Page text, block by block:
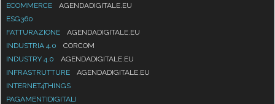
ECOMMERCE
AGENDADIGITALE.EU
ESG360
FATTURAZIONE
AGENDADIGITALE.EU
INDUSTRIA 4.0
CORCOM
INDUSTRY 4.0
AGENDADIGITALE.EU
INFRASTRUTTURE
AGENDADIGITALE.EU
INTERNET4THINGS
PAGAMENTIDIGITALI